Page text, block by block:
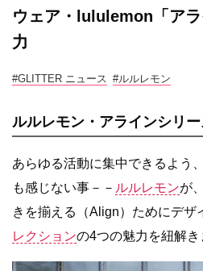
ウェア・lululemon「ア
力
#GLITTER ニュース #ルルレモン
ルルレモン・アラインシリ
あらゆる活動に集中できるよう、
も感じない事－－ ルルレモンが、
きを揃える（Align） ためにデザ
レクションの4つの魅力を紐解き